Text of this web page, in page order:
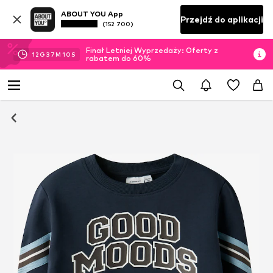
ABOUT YOU App
(152 700) Przejdź do aplikacji
12 G 37M 09 S
Finał Letniej Wyprzedaży: Oferty z
rabatem do 60%